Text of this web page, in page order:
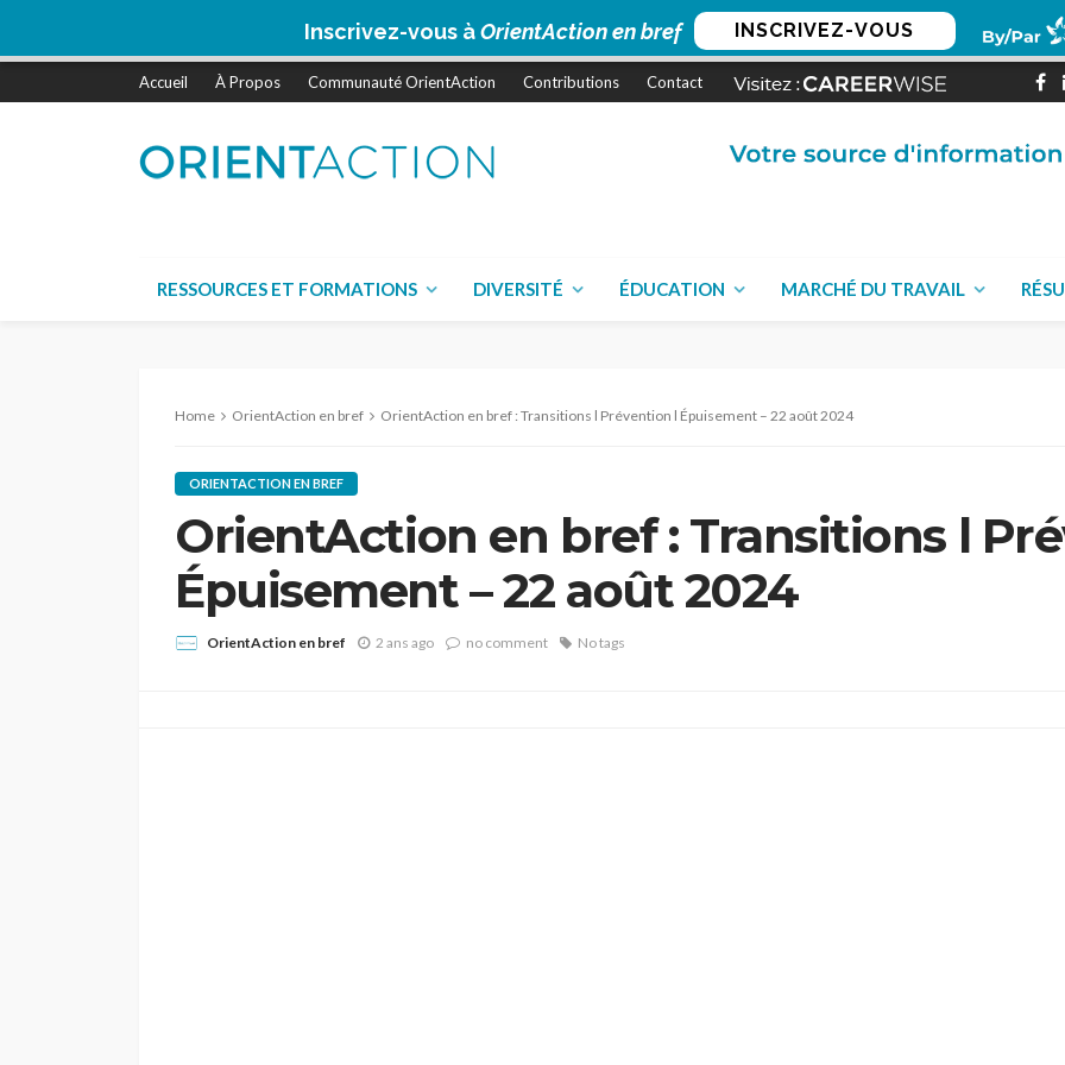
Inscrivez-vous àOrientAction en bref INSCRIVEZ-VOUS
Accueil À Propos Communauté OrientAction Contributions Contact
RESSOURCES ET FORMATIONS DIVERSITÉ ÉDUCATION MARCHÉ DU TRAVAIL
Home OrientAction en bref OrientAction en bref : Transitions l Prévention l Épuisement – 22 août 2024
ORIENTACTION EN BREF
OrientAction en bref : Transitions l
Épuisement – 22 août 2024
OrientAction en bref 2 ans ago no comment No tags